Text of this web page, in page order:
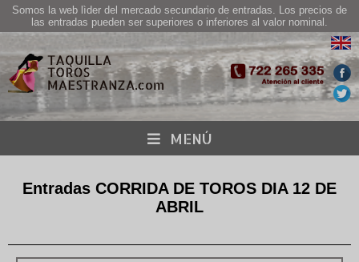
Somos la web lìder del mercado secundario de entradas. Los precios de
las entradas pueden ser superiores o inferiores al valor nominal.
MENÚ
Entradas CORRIDA DE TOROS DIA 12 DE
ABRIL